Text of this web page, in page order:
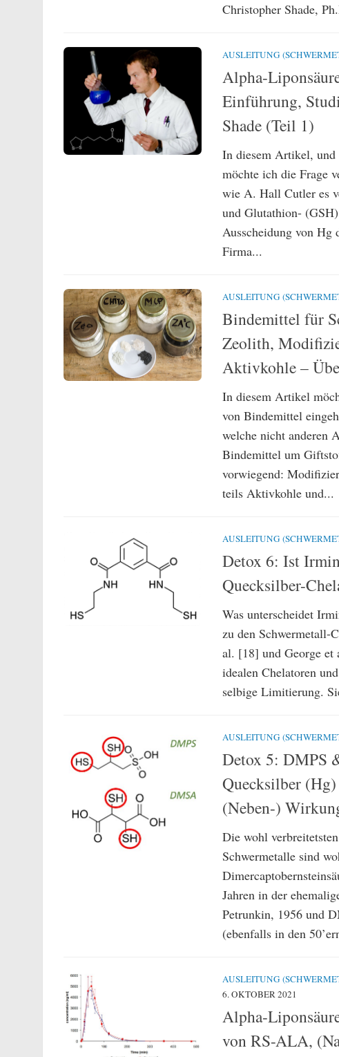
Christopher Shade,
AUSLEITUNG
Alpha-
Einführung,
Shade (Teil 1)
In diesem Artikel,
möchte ich die Frage
wie A. Hall Cutler es
und Glutathion-
Ausscheidung von Hg
Firma...
AUSLEITUNG
Bindemittel für
Zeolith,
Aktivkohle –
In diesem Artikel
von Bindemittel
welche nicht anderen
Bindemittel um
vorwiegend:
teils Aktivkohle und...
AUSLEITUNG
Detox 6: Ist
Quecksilber-
Was unterscheidet
zu den Schwermetall-
al. [18] und George
idealen Chelatoren
selbige Limitierung.
AUSLEITUNG
Detox 5: DMPS
Quecksilber
(Neben-)
Die wohl
Schwermetalle sind
Jahren in der
Petrunkin, 1956 und
(ebenfalls in den
AUSLEITUNG
6. OKTOBER 2021
Alpha-
von RS-ALA,